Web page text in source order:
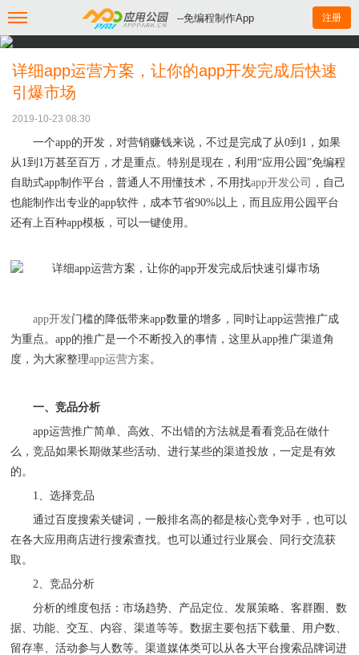
--免编程制作App 注册
详细app运营方案，让你的app开发完成后快速
引爆市场
2019-10-23 08:30
一个app的开发，对营销赚钱来说，不过是完成了从0到1，如果
从1到1万甚至百万，才是重点。特别是现在，利用“应用公园”免编程
自助式app制作平台，普通人不用懂技术，不用找app开发公司
，自己
也能制作出专业的app软件，成本节省90%以上，而且应用公园平台
还有上百种app模板，可以一键使用。
app开发门槛的降低带来app数量的增多，同时让app运营推广成
为重点。app的推广是一个不断投入的事情，这里从app推广渠道角
度，为大家整理app运营方案。
一、竞品分析
app运营推广简单、高效、不出错的方法就是看看竞品在做什
么，竞品如果长期做某些活动、进行某些的渠道投放，一定是有效
的。
1、选择竞品
通过百度搜索关键词，一般排名高的都是核心竞争对手，也可以
在各大应用商店进行搜索查找。也可以通过行业展会、同行交流获
取。
2、竞品分析
分析的维度包括：市场趋势、产品定位、发展策略、客群圈、数
据、功能、交互、内容、渠道等等。数据主要包括下载量、用户数、
留存率、活动参与人数等。渠道媒体类可以从各大平台搜索品牌词进